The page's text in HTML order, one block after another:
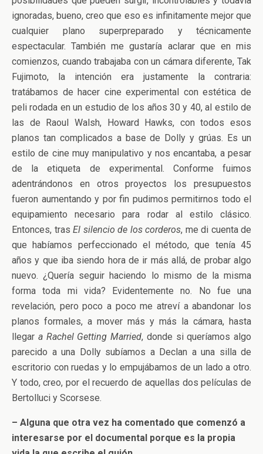
ignoradas, bueno, creo que eso es infinitamente mejor que
cualquier plano superpreparado y técnicamente
espectacular. También me gustaría aclarar que en mis
comienzos, cuando trabajaba con un cámara diferente, Tak
Fujimoto, la intención era justamente la contraria:
tratábamos de hacer cine experimental con estética de
peli rodada en un estudio de los años 30 y 40, al estilo de
las de Raoul Walsh, Howard Hawks, con todos esos
planos tan complicados a base de Dolly y grúas. Es un
estilo de cine muy manipulativo y nos encantaba, a pesar
de la etiqueta de experimental. Conforme fuimos
adentrándonos en otros proyectos los presupuestos
fueron aumentando y por fin pudimos permitirnos todo el
equipamiento necesario para rodar al estilo clásico.
Entonces, tras El silencio de los corderos, me di cuenta de
que habíamos perfeccionado el método, que tenía 45
años y que iba siendo hora de ir más allá, de probar algo
nuevo. ¿Quería seguir haciendo lo mismo de la misma
forma toda mi vida? Evidentemente no. No fue una
revelación, pero poco a poco me atreví a abandonar los
planos formales, a mover más y más la cámara, hasta
llegar a Rachel Getting Married, donde si queríamos algo
parecido a una Dolly subíamos a Declan a una silla de
escritorio con ruedas y lo empujábamos de un lado a otro.
Y todo, creo, por el recuerdo de aquellas dos películas de
Bertolluci y Scorsese.
– Alguna que otra vez ha comentado que comenzó a
interesarse por el documental porque es la propia